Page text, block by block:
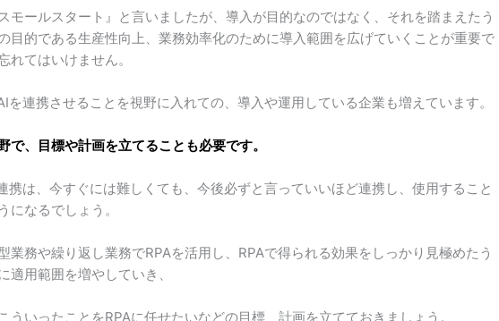
モールスタート』と言いましたが、導入が目的なのではなく、それを踏まえたう
目的である生産性向上、業務効率化のために導入範囲を広げていくことが重要で
れてはいけません。
を連携させることを視野に入れての、導入や運用している企業も増えています。
で、目標や計画を立てることも必要です。
携は、今すぐには難しくても、今後必ずと言っていいほど連携し、使用すること
になるでしょう。
業務や繰り返し業務でRPAを活用し、RPAで得られる効果をしっかり見極めたう
適用範囲を増やしていき、
ういったことをRPAに任せたいなどの目標、計画を立てておきましょう。